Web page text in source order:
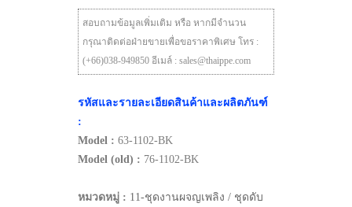
สอบถามข้อมูลเพิ่มเติม หรือ หากมีจำนวน
กรุณาติดต่อฝ่ายขายเพื่อขอราคาพิเศษ โทร :
(+66)038-949850 อีเมล์ : sales@thaippe.com
รหัสและรายละเอียดสินค้าและผลิตภันฑ์
:
Model : 63-1102-BK
Model (old) : 76-1102-BK
หมวดหมู่ : 11-ชุดงานผจญเพลิง / ชุดดับ